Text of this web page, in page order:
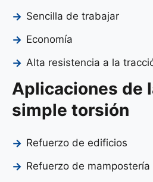
Sencilla de trabajar
Economía
Alta resistencia a la
Aplicaciones de
simple torsión
Refuerzo de edificios
Refuerzo de mampostería